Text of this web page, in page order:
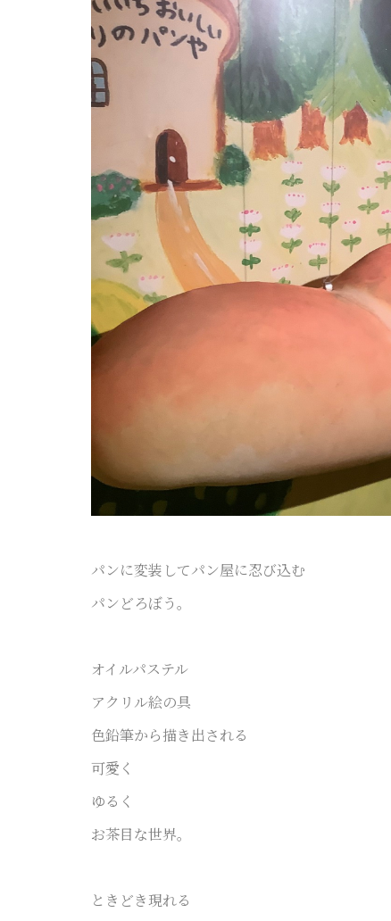
パンに変装してパン屋に忍び込む
パンどろぼう。
オイルパステル
アクリル絵の具
色鉛筆から描き出される
可愛く
ゆるく
お茶目な世界。
ときどき現れる